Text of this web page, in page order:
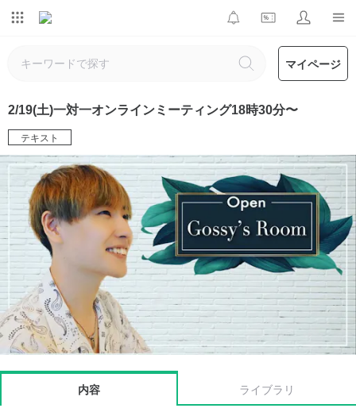
マイページ
2/19(土)一対一オンラインミーティング18時30分〜
テキスト
内容 ライブラリ